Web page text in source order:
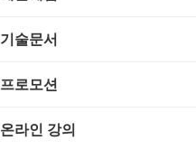
웹 유틸리티
비디오/모니터
사운드카드
입력장치
저장장치
판매/재고/회계
프로그래밍 관련
경찰청-범죄예방
Emulator(게임실행기)
기술문서
C#, .NET, Visual Studio
프로모션
고정아이피.net
온라인 강의